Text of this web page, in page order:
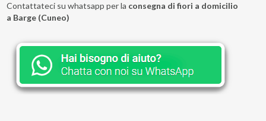
Contattateci su whatsapp per la consegna di fiori a domicilio
a Barge (Cuneo)